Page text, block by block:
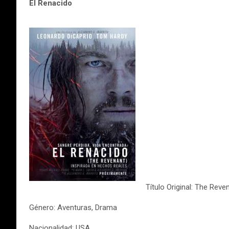
El Renacido
Título Original: The
Género: Aventuras, Drama